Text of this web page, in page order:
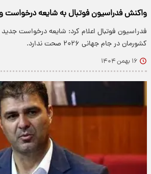
واکنش فدراسیون فوتبال به شایعه درخواست
فدراسیون فوتبال اعلام کرد: شایعه درخواست جدید
کشورمان در جام جهانی ۲۰۲۶ صحت ندارد.
۱۶ بهمن ۱۴۰۴